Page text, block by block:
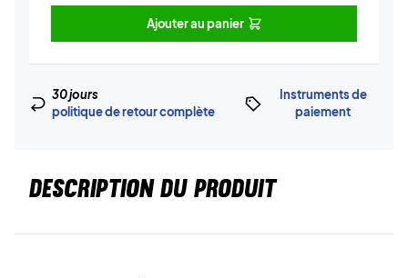
Ajouter au panier
30 jours
politique de retour complète
Instruments de
paiement
DESCRIPTION DU PRODUIT